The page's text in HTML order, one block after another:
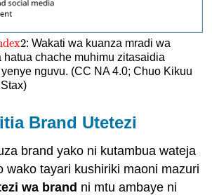
2
2: Wakati wa kuanza mradi wa
hatua chache muhimu zitasaidia
nguvu. (CC NA 4.0; Chuo Kikuu
Brand Utetezi
brand yako ni kutambua wateja
wako tayari kushiriki maoni mazuri
wa brand ni mtu ambaye ni